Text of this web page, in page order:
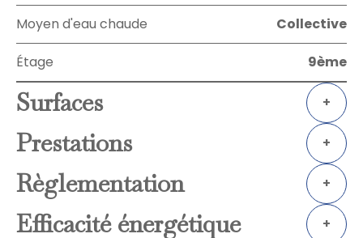
Moyen d'eau chaude Collective
Étage 9ème
Surfaces +
Prestations +
Règlementation +
Efficacité énergétique +